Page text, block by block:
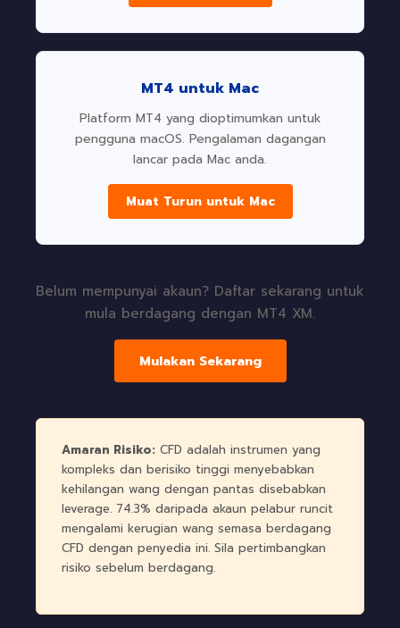
MT4 untuk Mac
Platform MT4 yang dioptimumkan untuk
pengguna macOS. Pengalaman dagangan
lancar pada Mac anda.
Muat Turun untuk Mac
Belum mempunyai akaun? Daftar sekarang untuk
mula berdagang dengan MT4 XM.
Mulakan Sekarang
Amaran Risiko: CFD adalah instrumen yang
kompleks dan berisiko tinggi menyebabkan
kehilangan wang dengan pantas disebabkan
leverage. 74.3% daripada akaun pelabur runcit
mengalami kerugian wang semasa berdagang
CFD dengan penyedia ini. Sila pertimbangkan
risiko sebelum berdagang.